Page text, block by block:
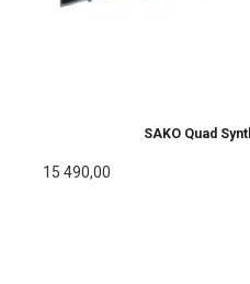
SAKO Quad
15 490,00